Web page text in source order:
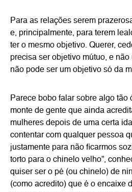
Para as relações serem
e, principalmente, para terem
ter o mesmo objetivo. Querer,
precisa ser objetivo mútuo, e
não pode ser um objetivo só da
Parece bobo falar sobre algo tão
monte de gente que ainda
mulheres depois de uma certa
contentar com qualquer pessoa
justamente para não ficarmos
torto para o chinelo velho”,
quiser ser o pé (ou chinelo) de
(como acredito) que é o encaixe